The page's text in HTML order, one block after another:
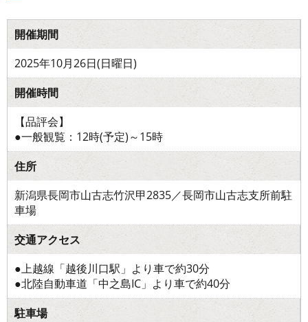
開催期間
2025年10月26日(日曜日)
開催時間
【品評会】
●一般観覧：12時(予定)～15時
住所
新潟県長岡市山古志竹沢甲2835／長岡市山古志支所前駐
車場
交通アクセス
●上越線「越後川口駅」より車で約30分
●北陸自動車道「中之島IC」より車で約40分
駐車場